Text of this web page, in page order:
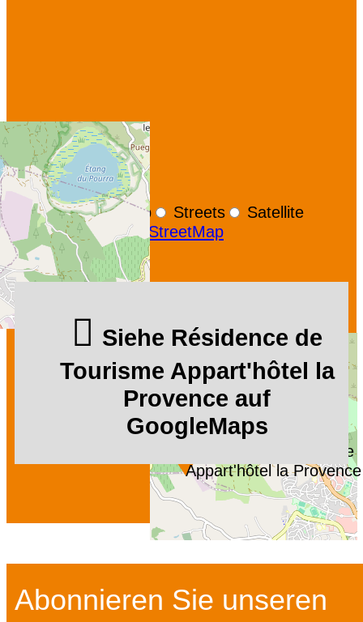
Résidence de Tourisme
Appart'hôtel la Provence
+−
OpenStreetMap
Streets
Satellite
Leaflet © OpenStreetMap
Siehe Résidence de
Tourisme Appart'hôtel la
Provence auf
GoogleMaps
Abonnieren Sie unseren